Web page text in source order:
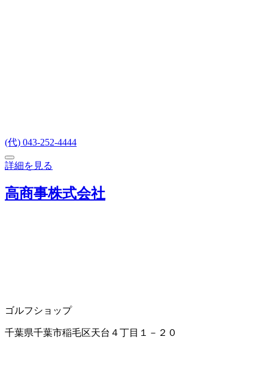
(代) 043-252-4444
詳細を見る
高商事株式会社
ゴルフショップ
千葉県千葉市稲毛区天台４丁目１－２０